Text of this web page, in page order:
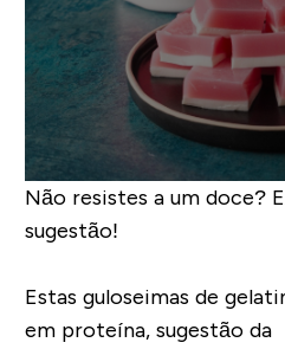
Não resistes a um doce?
sugestão!
Estas guloseimas de
em proteína, sugestão da